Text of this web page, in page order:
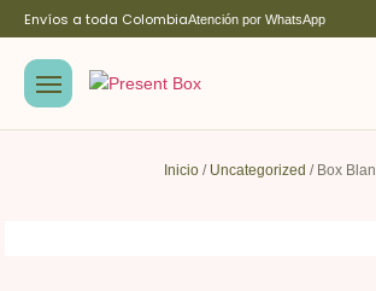
Envíos a toda ColombiaAtención por WhatsApp
Inicio / Uncategorized / Box Blan